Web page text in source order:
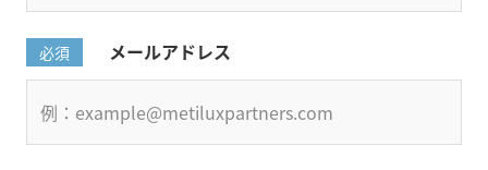
必須 メールアドレス